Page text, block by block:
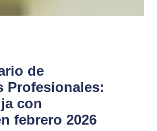
de
Profesionales:
con
febrero 2026